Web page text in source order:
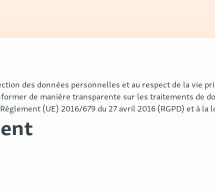
des données personnelles et au respect de la vie
de manière transparente sur les traitements de
(UE) 2016/679 du 27 avril 2016 (RGPD) et à